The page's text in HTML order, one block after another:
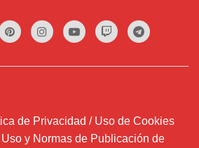
de Privacidad / Uso de Cookies
y Normas de Publicación de